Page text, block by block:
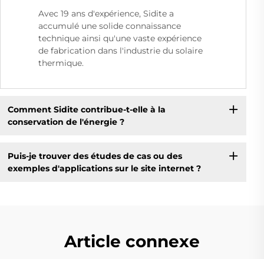
Avec 19 ans d'expérience, Sidite a
accumulé une solide connaissance
technique ainsi qu'une vaste expérience
de fabrication dans l'industrie du solaire
thermique.
Comment Sidite contribue-t-elle à la
conservation de l'énergie ?
Puis-je trouver des études de cas ou des
exemples d'applications sur le site internet ?
Article connexe